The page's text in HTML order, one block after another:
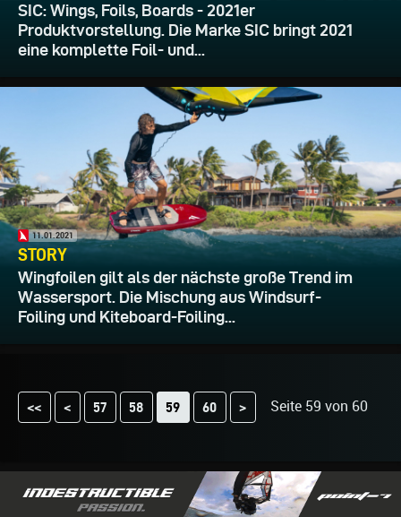
SIC: Wings, Foils, Boards - 2021er
Produktvorstellung. Die Marke SIC bringt 2021
eine komplette Foil- und...
11.01.2021
STORY
Wingfoilen gilt als der nächste große Trend im
Wassersport. Die Mischung aus Windsurf-
Foiling und Kiteboard-Foiling...
<< < 57 58 59 60 > Seite 59 von 60